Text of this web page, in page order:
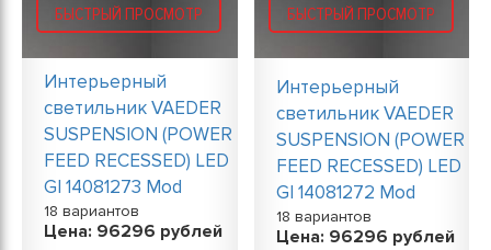
БЫСТРЫЙ ПРОСМОТР
Интерьерный
светильник VAEDER
SUSPENSION (POWER
FEED RECESSED) LED
GI 14081273 Mod
18 вариантов
Цена: 96296 рублей
БЫСТРЫЙ ПРОСМОТР
Интерьерный
светильник VAEDER
SUSPENSION (POWER
FEED RECESSED) LED
GI 14081272 Mod
18 вариантов
Цена: 96296 рублей